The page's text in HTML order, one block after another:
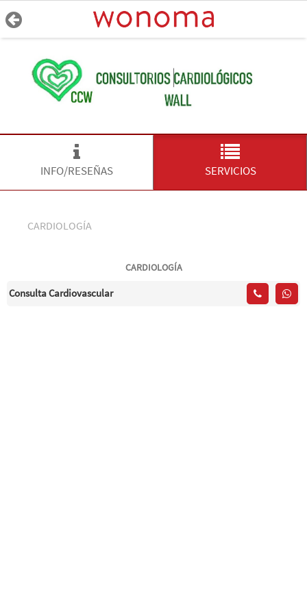
INFO/RESEÑAS SERVICIOS
CARDIOLOGÍA
CARDIOLOGÍA
Consulta Cardiovascular